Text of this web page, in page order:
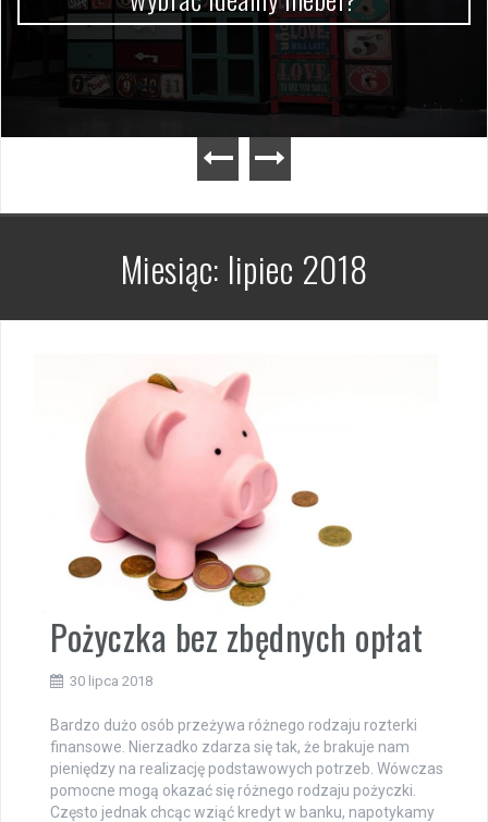
Miesiąc: lipiec 2018
Pożyczka bez zbędnych opłat
30 lipca 2018
Bardzo dużo osób przeżywa różnego rodzaju rozterki
finansowe. Nierzadko zdarza się tak, że brakuje nam
pieniędzy na realizację podstawowych potrzeb. Wówczas
pomocne mogą okazać się różnego rodzaju pożyczki.
Często jednak chcąc wziąć kredyt w banku, napotykamy